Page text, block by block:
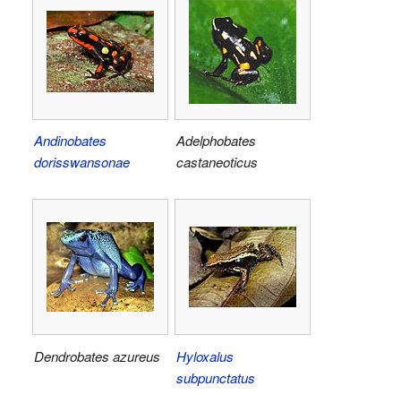
Andinobates
dorisswansonae
Adelphobates
castaneoticus
Dendrobates azureus
Hyloxalus
subpunctatus